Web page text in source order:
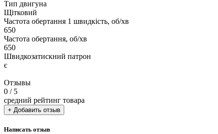
Тип двигуна
Щітковий
Частота обертання 1 швидкість, об/хв
650
Частота обертання, об/хв
650
Швидкозатискний патрон
є
Отзывы
0 / 5
средний рейтинг товара
+ Добавить отзыв
Написать отзыв